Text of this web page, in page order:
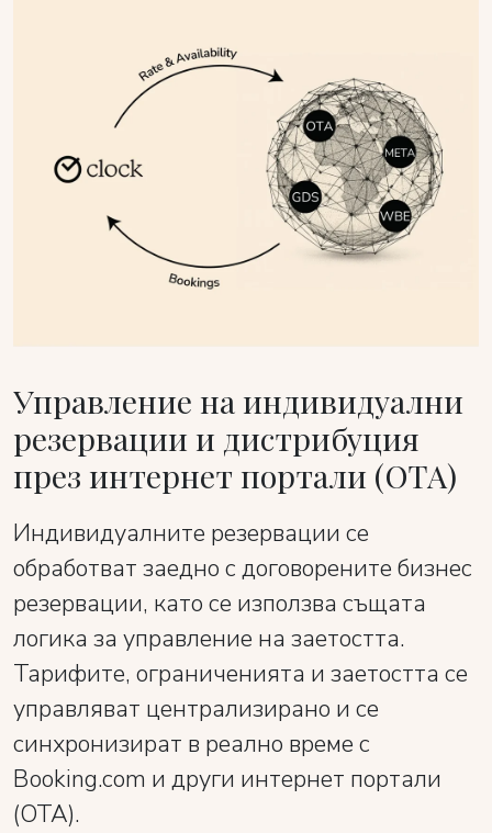
Управление на индивидуални
резервации и дистрибуция
през интернет портали (OTA)
Индивидуалните резервации се
обработват заедно с договорените бизнес
резервации, като се използва същата
логика за управление на заетостта.
Тарифите, ограниченията и заетостта се
управляват централизирано и се
синхронизират в реално време с
Booking.com и други интернет портали
(OTA).